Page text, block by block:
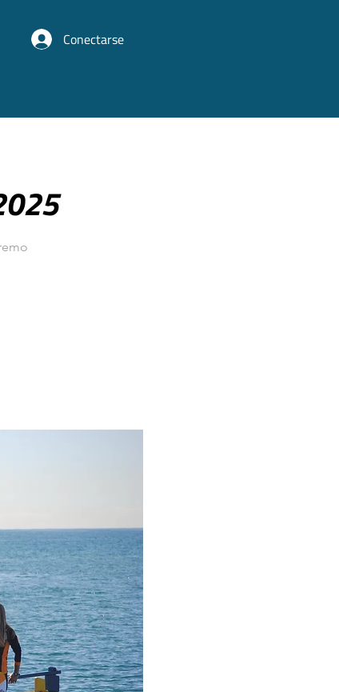
Conectarse